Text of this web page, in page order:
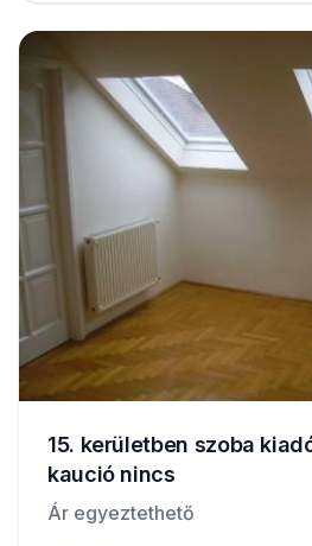
15. kerületben szoba
kaució nincs
Ár egyeztethető